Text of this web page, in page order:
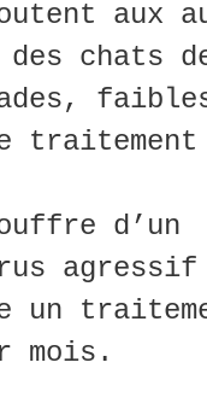
aux
des chats
d’un
agressif
un
mois.